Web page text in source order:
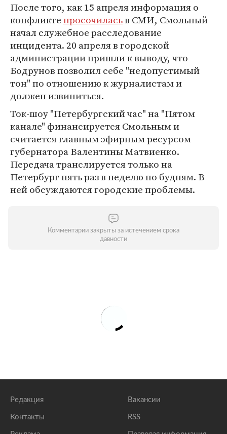
После того, как 15 апреля информация о
конфликтепросочиласьв СМИ, Смольный
начал служебное расследование
инцидента. 20 апреля в городской
администрации пришли к выводу, что
Бодрунов позволил себе "недопустимый
тон" по отношению к журналистам и
должен извиниться.
Ток-шоу "Петербургский час" на "Пятом
канале" финансируется Смольным и
считается главным эфирным ресурсом
губернатора Валентины Матвиенко.
Передача транслируется только на
Петербург пять раз в неделю по будням. В
ней обсуждаются городские проблемы.
Комментарии закрыты за истечением срока
давности
Редакция
Контакты
Вакансии
RSS